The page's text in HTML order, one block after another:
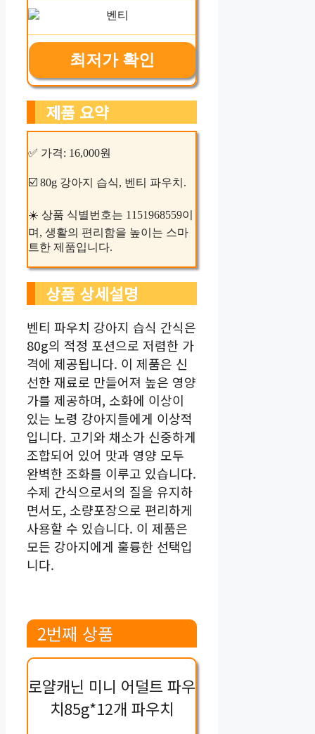
최저가 확인
제품 요약
✅ 가격: 16,000원
☑️ 80g 강아지 습식, 벤티 파우치.
☀️ 상품 식별번호는 1151968559이
며, 생활의 편리함을 높이는 스마
트한 제품입니다.
상품 상세설명
벤티 파우치 강아지 습식 간식은
80g의 적정 포션으로 저렴한 가
격에 제공됩니다. 이 제품은 신
선한 재료로 만들어져 높은 영양
가를 제공하며, 소화에 이상이
있는 노령 강아지들에게 이상적
입니다. 고기와 채소가 신중하게
조합되어 있어 맛과 영양 모두
완벽한 조화를 이루고 있습니다.
수제 간식으로서의 질을 유지하
면서도, 소량포장으로 편리하게
사용할 수 있습니다. 이 제품은
모든 강아지에게 훌륭한 선택입
니다.
2번째 상품
로얄캐닌 미니 어덜트 파우
치85g*12개 파우치